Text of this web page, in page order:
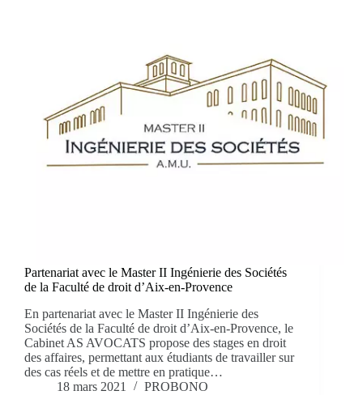
Partenariat avec le Master II Ingénierie des Sociétés
de la Faculté de droit d’Aix-en-Provence
En partenariat avec le Master II Ingénierie des
Sociétés de la Faculté de droit d’Aix-en-Provence, le
Cabinet AS AVOCATS propose des stages en droit
des affaires, permettant aux étudiants de travailler sur
des cas réels et de mettre en pratique…
18 mars 2021
PROBONO